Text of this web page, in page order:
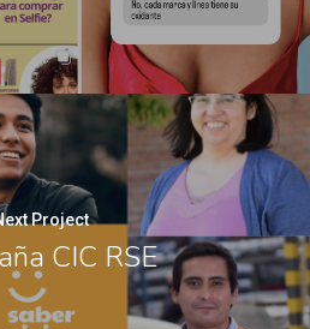
Project
CIC RSE